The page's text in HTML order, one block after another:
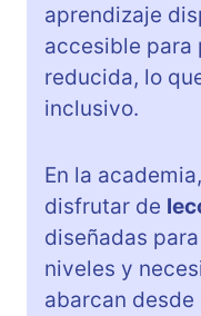
aprendizaje
accesible para
reducida, lo
inclusivo.
En la
disfrutar de
diseñadas
niveles y
abarcan desde